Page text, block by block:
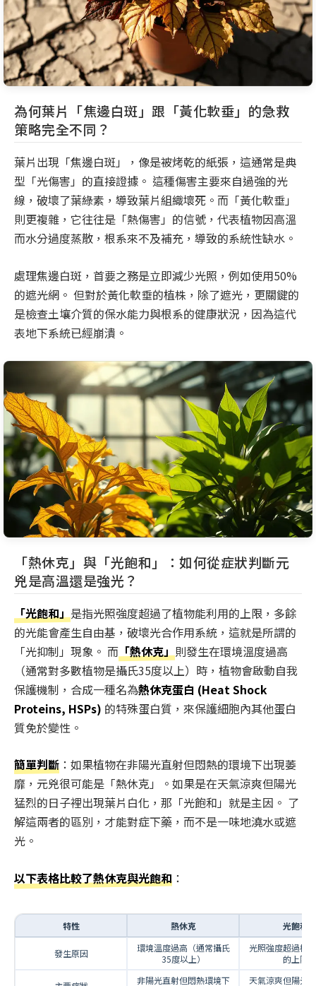
為何葉片「焦邊白斑」跟「黃化軟垂」的急救
策略完全不同？
葉片出現「焦邊白斑」，像是被烤乾的紙張，這通常是典
型「光傷害」的直接證據。 這種傷害主要來自過強的光
線，破壞了葉綠素，導致葉片組織壞死。而「黃化軟垂」
則更複雜，它往往是「熱傷害」的信號，代表植物因高溫
而水分過度蒸散，根系來不及補充，導致的系統性缺水。
處理焦邊白斑，首要之務是立即減少光照，例如使用50%
的遮光網。 但對於黃化軟垂的植株，除了遮光，更關鍵的
是檢查土壤介質的保水能力與根系的健康狀況，因為這代
表地下系統已經崩潰。
「熱休克」與「光飽和」：如何從症狀判斷元
兇是高溫還是強光？
「光飽和」 是指光照強度超過了植物能利用的上限，多餘
的光能會產生自由基，破壞光合作用系統，這就是所謂的
「光抑制」現象。 而 「熱休克」 則發生在環境溫度過高
（通常對多數植物是攝氏35度以上）時，植物會啟動自我
保護機制，合成一種名為熱休克蛋白 (Heat Shock
Proteins, HSPs) 的特殊蛋白質，來保護細胞內其他蛋白
質免於變性。
簡單判斷 ：如果植物在非陽光直射但悶熱的環境下出現萎
靡，元兇很可能是「熱休克」。如果是在天氣涼爽但陽光
猛烈的日子裡出現葉片白化，那「光飽和」就是主因。 了
解這兩者的區別，才能對症下藥，而不是一味地澆水或遮
光。
以下表格比較了熱休克與光飽和 ：
特性 熱休克 光飽和
發生原因
環境溫度過高（通常攝氏
35度以上）
光照強度超過植
的上限
非陽光直射但悶熱環境下
天氣涼爽但陽光